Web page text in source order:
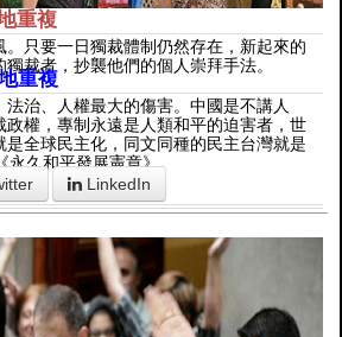
重複
只要一日獨裁體制仍然存在，新起來的
裁者，抄襲他們的個人崇拜手法。
重複
治、人權最大的傷害。中國是不講人
權，專制永遠是人類和平的迫害者，世
全球民主化，同文同種的民主台灣就是
久和平發展憲章》。
LinkedIn